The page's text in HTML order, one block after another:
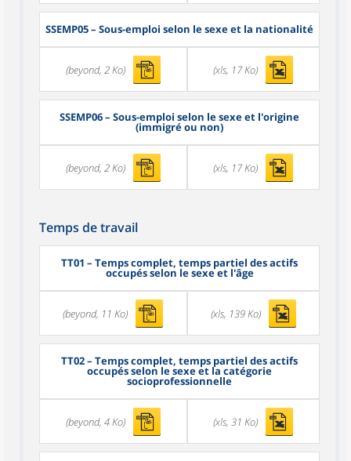
SSEMP05– Sous-emploi selon le sexe et la nationalité
(beyond, 2 Ko) (xls, 17 Ko)
SSEMP06– Sous-emploi selon le sexe et l'origine
(immigré ou non)
(beyond, 2 Ko) (xls, 17 Ko)
Temps de travail
TT01 – Temps complet, temps partiel des actifs
occupés selon le sexe et l'âge
(beyond, 11 Ko) (xls, 139 Ko)
TT02– Temps complet, temps partiel des actifs
occupés selon le sexe et la catégorie
socioprofessionnelle
(beyond, 4 Ko) (xls, 31 Ko)